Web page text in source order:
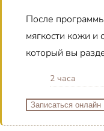
После
мягкости кожи и
который вы
2 часа
Записаться онлайн